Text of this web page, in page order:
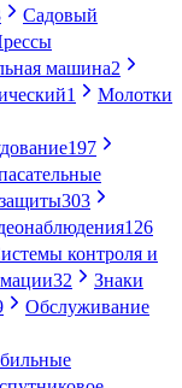
Садовый
машина2
1
Молотки
197
303
126
контроля и
32
Знаки
Обслуживание